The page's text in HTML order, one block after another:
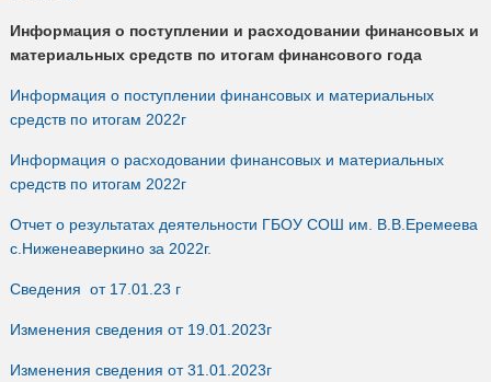
Информация о поступлении и расходовании финансовых и
материальных средств по итогам финансового года
Информация о поступлении финансовых и материальных
средств по итогам 2022г
Информация о расходовании финансовых и материальных
средств по итогам 2022г
Отчет о результатах деятельности ГБОУ СОШ им. В.В.Еремеева
с.Ниженеаверкино за 2022г.
Сведения от 17.01.23 г
Изменения сведения от 19.01.2023г
Изменения сведения от 31.01.2023г